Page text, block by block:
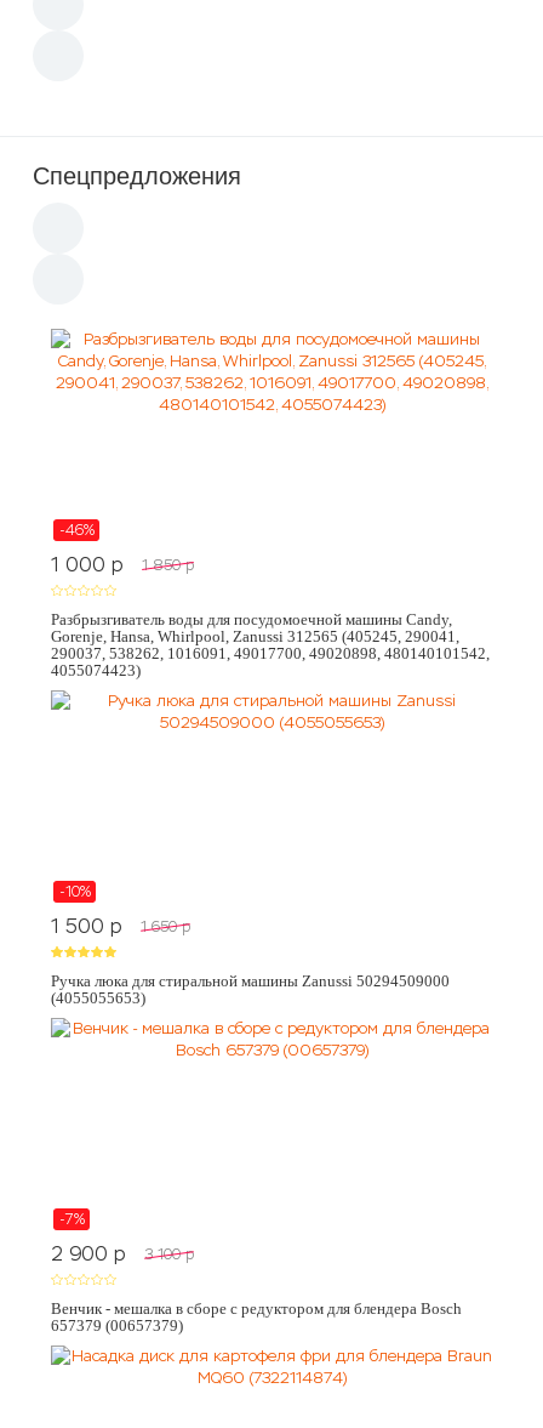
Спецпредложения
-46%
1 000 p 1 850 p
Разбрызгиватель воды для посудомоечной машины Candy,
Gorenje, Hansa, Whirlpool, Zanussi 312565 (405245, 290041,
290037, 538262, 1016091, 49017700, 49020898, 480140101542,
4055074423)
-10%
1 500 p 1 650 p
Ручка люка для стиральной машины Zanussi 50294509000
(4055055653)
-7%
2 900 p 3 100 p
Венчик - мешалка в сборе с редуктором для блендера Bosch
657379 (00657379)